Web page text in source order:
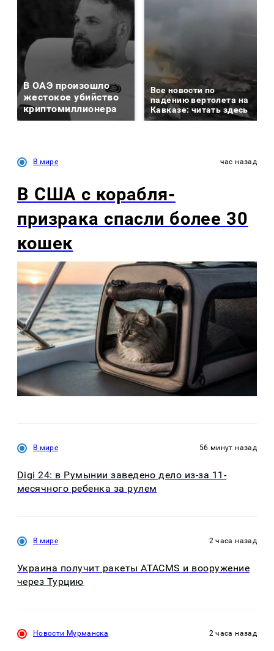
В ОАЭ произошло
жестокое убийство
криптомиллионера
Все новости по
падению вертолета на
Кавказе: читать здесь
В мире час назад
В США с корабля-
призрака спасли более 30
кошек
В мире 56 минут назад
Digi 24: в Румынии заведено дело из-за 11-
месячного ребенка за рулем
В мире 2 часа назад
Украина получит ракеты ATACMS и вооружение
через Турцию
Новости Мурманска 2 часа назад